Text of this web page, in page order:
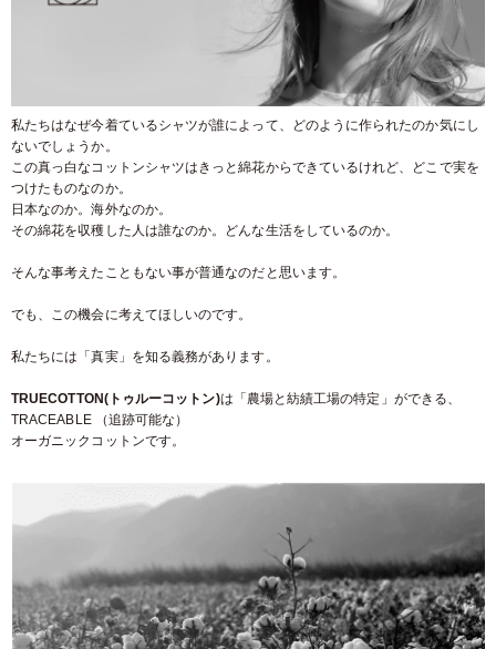
私たちはなぜ今着ているシャツが誰によって、どのように作られたのか気にし
ないでしょうか。
この真っ白なコットンシャツはきっと綿花からできているけれど、どこで実を
つけたものなのか。
日本なのか。海外なのか。
その綿花を収穫した人は誰なのか。どんな生活をしているのか。
そんな事考えたこともない事が普通なのだと思います。
でも、この機会に考えてほしいのです。
私たちには「真実」を知る義務があります。
TRUECOTTON(トゥルーコットン)は「農場と紡績工場の特定」ができる、
TRACEABLE （追跡可能な）
オーガニックコットンです。